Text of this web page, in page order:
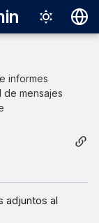
English
Español
한국어
informes
de mensajes
adjuntos al